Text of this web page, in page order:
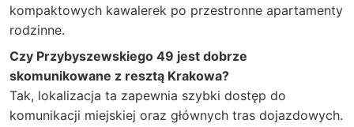
kompaktowych kawalerek po przestronne apartamenty
rodzinne.
Czy Przybyszewskiego 49 jest dobrze
skomunikowane z resztą Krakowa?
Tak, lokalizacja ta zapewnia szybki dostęp do
komunikacji miejskiej oraz głównych tras dojazdowych.